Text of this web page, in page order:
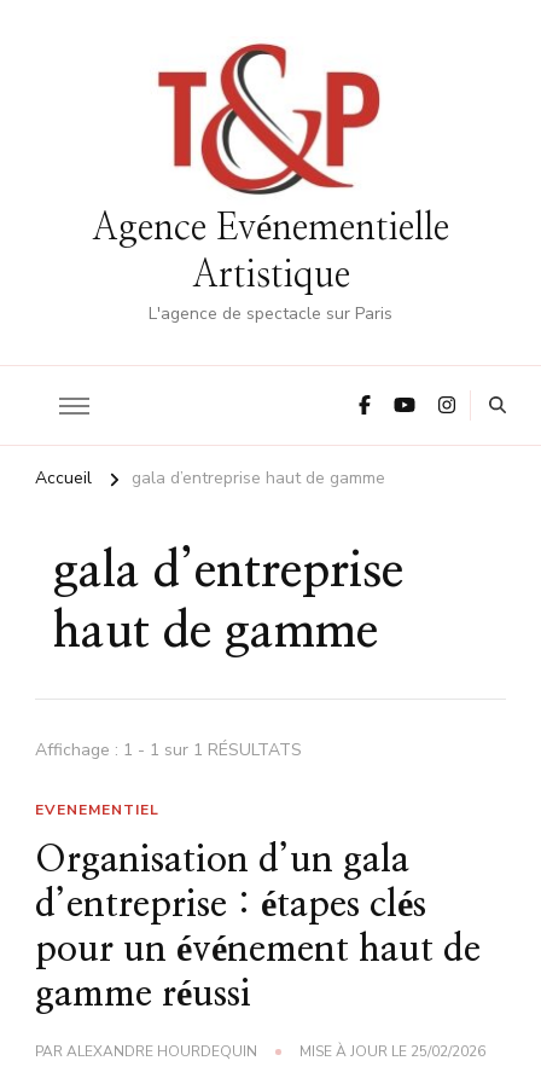
Agence Evénementielle
Artistique
L'agence de spectacle sur Paris
Accueil gala d’entreprise haut de gamme
gala d’entreprise
haut de gamme
Affichage : 1 - 1 sur 1 RÉSULTATS
EVENEMENTIEL
Organisation d’un gala
d’entreprise : étapes clés
pour un événement haut de
gamme réussi
PARALEXANDRE HOURDEQUIN MISE À JOUR LE 25/02/2026